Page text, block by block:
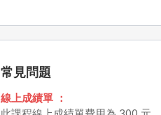
常見問題
線上成績單 ：